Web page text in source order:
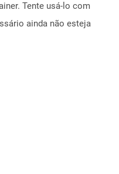
Tente usá-lo com
ainda não esteja